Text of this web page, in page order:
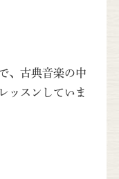
、古典音楽の中
ッスンしていま